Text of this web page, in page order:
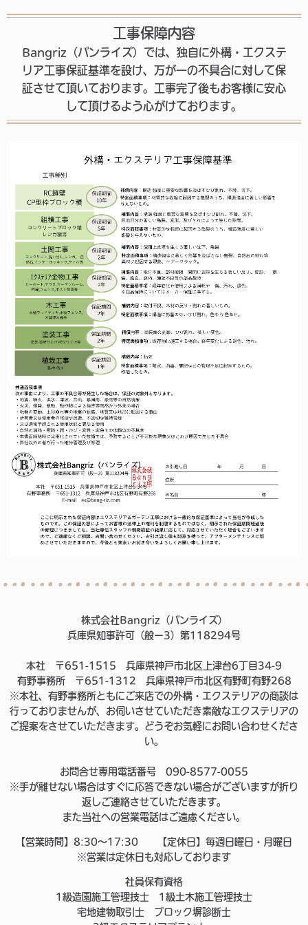
工事保障内容
Bangriz（バンライズ）では、独自に外構・エクステ
リア工事保証基準を設け、万が一の不具合に対して保
証させて頂いております。工事完了後もお客様に安心
して頂けるよう心がけております。
株式会社Bangriz（バンライズ）
兵庫県知事許可（般ー3）第118294号
本社 〒651-1515 兵庫県神戸市北区上津台6丁目34-9
有野事務所 〒651-1312 兵庫県神戸市北区有野町有野268
※本社、有野事務所ともにご来店での外構・エクステリアの商談は
行っておりませんが、お伺いさせていただき素敵なエクステリアの
ご提案をさせていただきます。どうぞお気軽にお問い合わせくださ
い。
お問合せ専用電話番号 090-8577-0055
※手が離せない場合はすぐに応答できない場合がございますが折り
返しご連絡させていただきます。
また当社への営業電話はご遠慮ください。
【営業時間】8:30～17:30 【定休日】毎週日曜日・月曜日
※営業は定休日も対応しております
社員保有資格
1級造園施工管理技士 1級土木施工管理技士
宅地建物取引士 ブロック塀診断士